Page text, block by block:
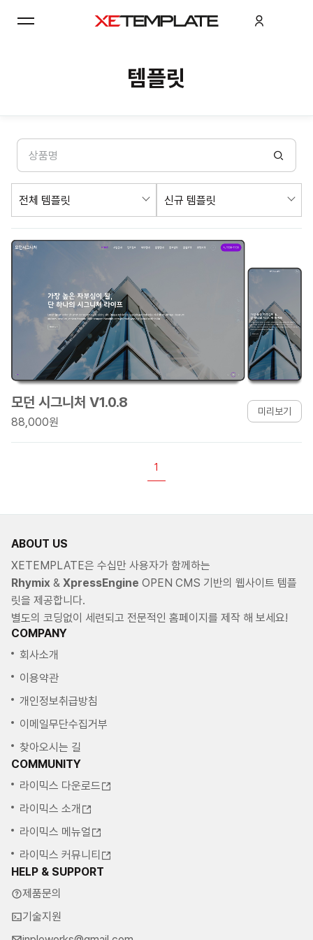
템플릿
전체 템플릿 신규 템플릿
모던 시그니처 V1.0.8
88,000원
미리보기
1
ABOUT US
XETEMPLATE은 수십만 사용자가 함께하는
Rhymix & XpressEngine OPEN CMS 기반의 웹사이트 템플
릿을 제공합니다.
별도의 코딩없이 세련되고 전문적인 홈페이지를 제작 해 보세요!
COMPANY
회사소개
이용약관
개인정보취급방침
이메일무단수집거부
찾아오시는 길
COMMUNITY
라이믹스 다운로드
라이믹스 소개
라이믹스 메뉴얼
라이믹스 커뮤니티
HELP & SUPPORT
제품문의
기술지원